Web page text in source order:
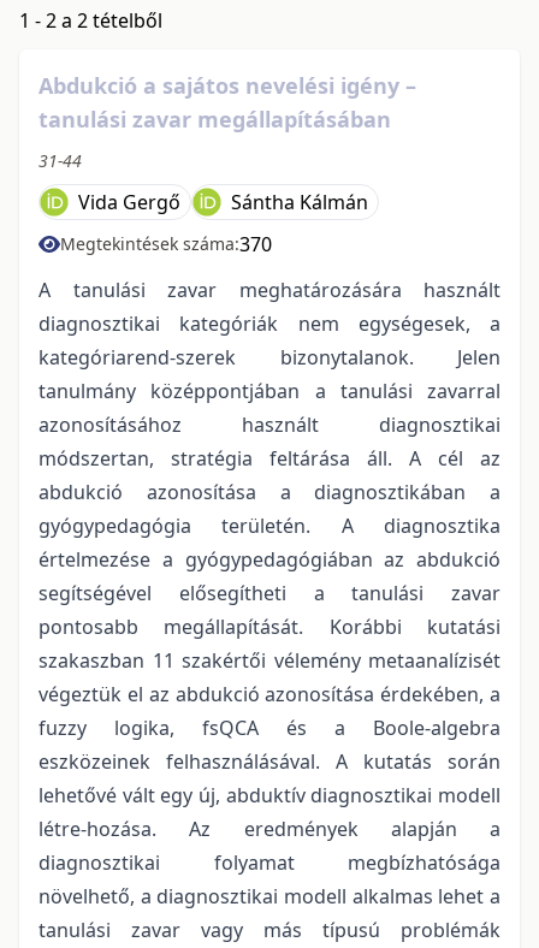
1 - 2 a 2 tételből
Abdukció a sajátos nevelési igény –
tanulási zavar megállapításában
31-44
Vida Gergő Sántha Kálmán
Megtekintések száma:370
A tanulási zavar meghatározására használt
diagnosztikai kategóriák nem egységesek, a
kategóriarend-szerek bizonytalanok. Jelen
tanulmány középpontjában a tanulási zavarral
azonosításához használt diagnosztikai
módszertan, stratégia feltárása áll. A cél az
abdukció azonosítása a diagnosztikában a
gyógypedagógia területén. A diagnosztika
értelmezése a gyógypedagógiában az abdukció
segítségével elősegítheti a tanulási zavar
pontosabb megállapítását. Korábbi kutatási
szakaszban 11 szakértői vélemény metaanalízisét
végeztük el az abdukció azonosítása érdekében, a
fuzzy logika, fsQCA és a Boole-algebra
eszközeinek felhasználásával. A kutatás során
lehetővé vált egy új, abduktív diagnosztikai modell
létre-hozása. Az eredmények alapján a
diagnosztikai folyamat megbízhatósága
növelhető, a diagnosztikai modell alkalmas lehet a
tanulási zavar vagy más típusú problémák